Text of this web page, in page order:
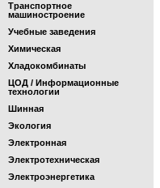
Транспортное
машиностроение
Учебные заведения
Химическая
Хладокомбинаты
ЦОД / Информационные
технологии
Шинная
Экология
Электронная
Электротехническая
Электроэнергетика